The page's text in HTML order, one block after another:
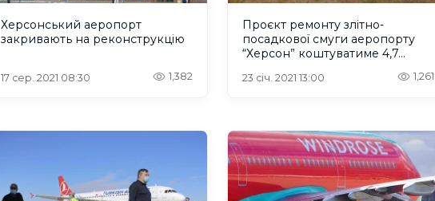
Херсонський аеропорт
закривають на реконструкцію
17 сер. 2021 08:30 1,382
Проєкт ремонту злітно-
посадкової смуги аеропорту
“Херсон” коштуватиме 4,7
23 січ. 2021 13:00 1,261